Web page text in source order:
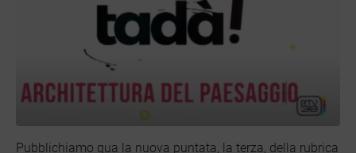
Pubblichiamo qua la nuova puntata, la terza, della rubrica